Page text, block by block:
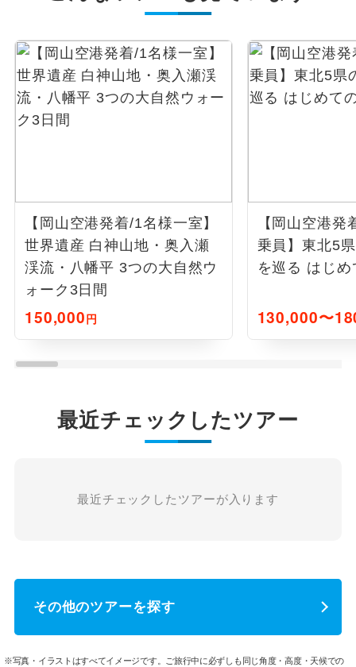
【岡山空港発着/1名様一室】
世界遺産 白神山地・奥入瀬
渓流・八幡平 3つの大自然ウ
ォーク3日間
150,000円
【岡山空港
乗員】東北5
を巡る はじ
130,000〜
最近チェックしたツアー
最近チェックしたツアーが入ります
その他のツアーを探す
※写真・イラストはすべてイメージです。ご旅行中に必ずしも同じ角度・高度・天候での